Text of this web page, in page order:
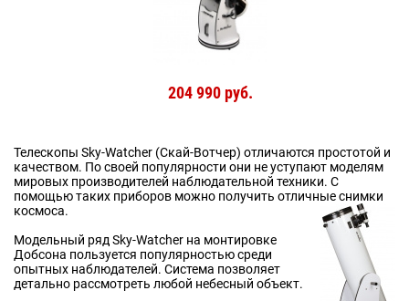
204 990 руб.
Телескопы Sky-Watcher (Скай-Вотчер) отличаются простотой и
качеством. По своей популярности они не уступают моделям
мировых производителей наблюдательной техники. С
помощью таких приборов можно получить отличные снимки
космоса.
Модельный ряд Sky-Watcher на монтировке
Добсона пользуется популярностью среди
опытных наблюдателей. Система позволяет
детально рассмотреть любой небесный объект.